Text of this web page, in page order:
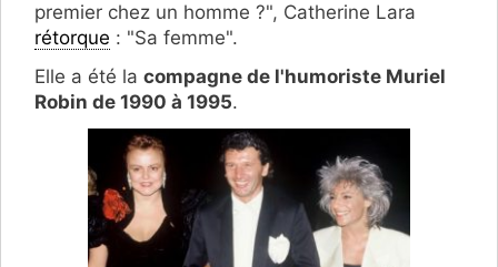
premier chez un homme ?", Catherine Lara
rétorque : "Sa femme".
Elle a été la compagne de l'humoriste Muriel
Robin de 1990 à 1995.